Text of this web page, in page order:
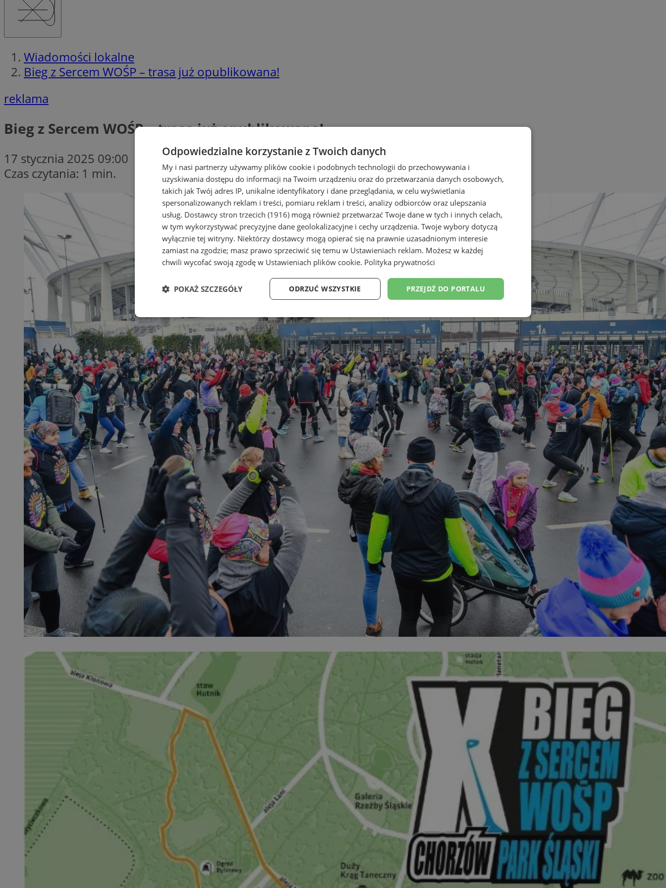
Wiadomości lokalne
Bieg z Sercem WOŚP – trasa już opublikowana!
reklama
Bieg z Sercem WOŚP – trasa już opublikowana!
17 stycznia 2025 09:00
Czas czytania: 1 min.
Odpowiedzialne korzystanie z Twoich danych
My i nasi partnerzy używamy plików cookie i podobnych technologii do przechowywania i
uzyskiwania dostępu do informacji na Twoim urządzeniu oraz do przetwarzania danych osobowych,
takich jak Twój adres IP, unikalne identyfikatory i dane przeglądania, w celu wyświetlania
spersonalizowanych reklam i treści, pomiaru reklam i treści, analizy odbiorców oraz ulepszania
usług. Dostawcy stron trzecich (1916) mogą również przetwarzać Twoje dane w tych i innych celach,
w tym wykorzystywać precyzyjne dane geolokalizacyjne i cechy urządzenia. Twoje wybory dotyczą
wyłącznie tej witryny. Niektórzy dostawcy mogą opierać się na prawnie uzasadnionym interesie
zamiast na zgodzie; masz prawo sprzeciwić się temu w Ustawieniach reklam. Możesz w każdej
chwili wycofać swoją zgodę w Ustawieniach plików cookie. Polityka prywatności
PRZEJDŹ DO PORTALU
ODRZUĆ WSZYSTKIE
POKAŻ SZCZEGÓŁY
Niezbędne Wydajność Targetowanie Funkcjonalność Niesklasyfikowane
Niezbędne Wydajność Targetowanie Funkcjonalność Niesklasyfikowane
Niezbędne pliki cookie umożliwiają korzystanie z podstawowych funkcji strony internetowej, takich jak logowanie użytkownika i
zarządzanie kontem. Bez niezbędnych plików cookie nie można prawidłowo korzystać ze strony internetowej.
Nazwa Provider/Domena
Okres
przechowywania
Opis
QeSessID mojchorzow.pl 1 rok
Ten plik cookie przechowuje identyfikator
sesji.
MvSessID
mojchorzow.pl 1 rok
Ten plik cookie przechowuje identyfikator
sesji.
SessID
mojchorzow.pl 1 rok
Ten plik cookie przechowuje identyfikator
__cf_bm
Cloudflare Inc.
.x.com
29 minut 59
sekund
Ten plik cookie służy do rozróżniania ludzi i
botów. Jest to korzystne dla strony
internetowej, ponieważ umożliwia
tworzenie ważnych raportów na temat
korzystania z jej witryny internetowej.
.rfihub.com
Ten plik cookie jest używany do
przechowywania zgody użytkownika w
odniesieniu do usług śledzenia. Zazwyczaj
rejestruje, czy użytkownik zdecydował się
na usługi śledzenia lub reklamy.
Cloudflare, Inc.
www.ratujemyzwierzaki.pl
Ten plik cookie służy do bilansowania
obciążenia i identyfikacji zaufanego ruchu
w sieci. Pomaga w zapewnieniu spójnego
doświadczenia użytkowników usług i
użytkowników poprzez zarządzanie ruchem
i routing użytkowników do konkretnych
INGRESSCOOKIE
Rejestruje, który klaster serwerów
obsługuje gościa. Jest to używane w
kontekście równoważenia obciążenia w
celu optymalizacji doświadczenia
użytkownika.
VISITOR_PRIVACY_METADATA
Ten plik cookie przechowuje informacje o
zgodzie użytkownika oraz jego
preferencjach dotyczących prywatności
podczas korzystania z witryny. Rejestruje
wybory dotyczące polityki prywatności i
ustawień zgody, zapewniając ich
przestrzeganie w kolejnych wizytach. Dzięki
temu użytkownik nie musi ponownie
konfigurować swoich preferencji, co
zwiększa wygodę i zgodność z regulacjami
ochrony danych.
gdpr
.contextweb.com 4 tygodnie 2 dni
Ten plik cookie jest używany do
przechowywania statusu zgody
użytkownika dla plików cookie w bieżącej
domenie.
__cf_bm
Cloudflare Inc.
.linkedin.com
29 minut 59
sekund
Ten plik cookie służy do rozróżniania ludzi i
botów. Jest to korzystne dla strony
internetowej, ponieważ umożliwia
tworzenie ważnych raportów na temat
korzystania z jej witryny internetowej.
CookieScriptConsent
CookieScript
mojchorzow.pl
Ten plik cookie jest używany przez usługę
Cookie-Script.com do zapamiętywania
preferencji dotyczących zgody użytkownika
na pliki cookie. Jest to konieczne, aby baner
Google Privacy Policy